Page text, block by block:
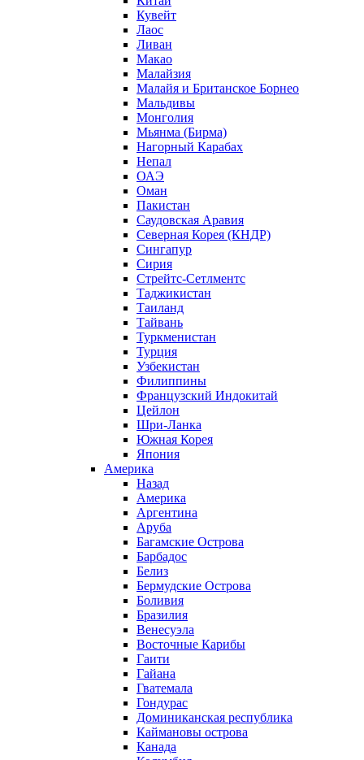
Кувейт
Лаос
Ливан
Макао
Малайзия
Малайя и Британское Борнео
Мальдивы
Монголия
Мьянма (Бирма)
Нагорный Карабах
Непал
ОАЭ
Оман
Пакистан
Саудовская Аравия
Северная Корея (КНДР)
Сингапур
Сирия
Стрейтс-Сетлментс
Таджикистан
Таиланд
Тайвань
Туркменистан
Турция
Узбекистан
Филиппины
Французский Индокитай
Цейлон
Шри-Ланка
Южная Корея
Япония
Америка
Назад
Америка
Аргентина
Аруба
Багамские Острова
Барбадос
Белиз
Бермудские Острова
Боливия
Бразилия
Венесуэла
Восточные Карибы
Гаити
Гайана
Гватемала
Гондурас
Доминиканская республика
Каймановы острова
Канада